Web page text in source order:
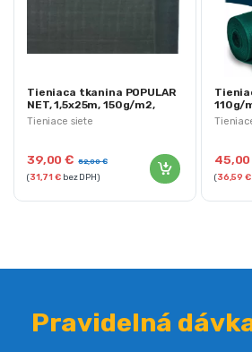
Tieniace siete
Tieniaca tkanina POPULAR
NET, 1,5x25m, 150g/m2,
antracit | StrendPro
39,00€ 52,00€
(31,71€bez DPH)
110g/
Plonos
(36,59€
Pravidelná